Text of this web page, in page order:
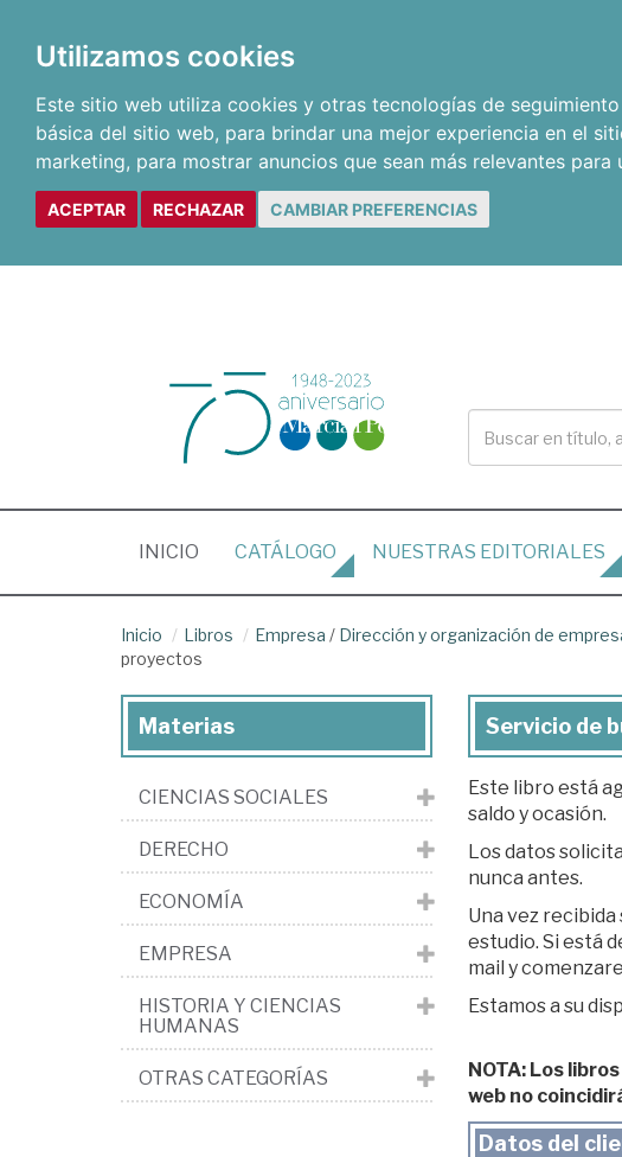
Utilizamos cookies
Este sitio web utiliza cookies y otras tecnologías de
básica del sitio web, para brindar una mejor experiencia en el
marketing, para mostrar anuncios que sean más relevantes para
ACEPTAR RECHAZAR CAMBIAR PREFERENCIAS
INICIO (CURRENT)
CATÁLOGO NUESTRAS EDITORIALES
Inicio Libros Empresa / Dirección y organización de
proyectos
Servicio de
Este libro está
saldo y ocasión.
Los datos
nunca antes.
Una vez
estudio. Si está de acuerdo con el
mail y
Estamos a su
NOTA: Los
web no
Datos del
Materias
CIENCIAS SOCIALES
DERECHO
ECONOMÍA
EMPRESA
HISTORIA Y CIENCIAS
HUMANAS
OTRAS CATEGORÍAS